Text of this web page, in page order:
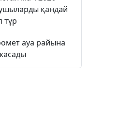
қандай
тұр
ауа райына